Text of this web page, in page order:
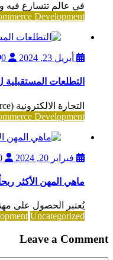
في عالم تتسارع فيه
Development
أبريل 23, 2024 0
التطلعات المستقبلية
التجارة الالكترونية (E-commerce) هي عملية البيع والشراء والتبادل التجاري للسلع والخدمات عبر الإنترنت. تعتمد على استخدام...
Development
فبراير 20, 2024
ماهي المهن الأكثر
يُعتبر الحصول على
Uncategorized
Leave a Comment